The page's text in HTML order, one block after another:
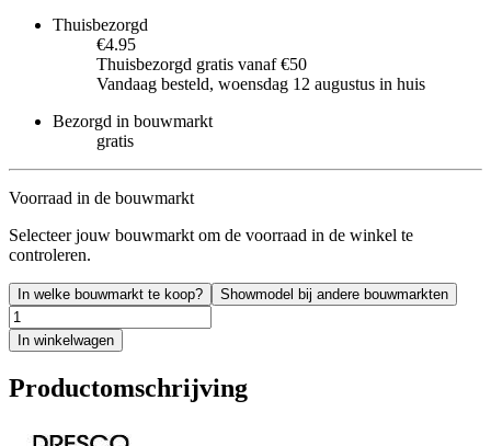
Thuisbezorgd
€4.95
Thuisbezorgd gratis vanaf €50
Vandaag besteld, woensdag 12 augustus in huis
Bezorgd in bouwmarkt
gratis
Voorraad in de bouwmarkt
Selecteer jouw bouwmarkt om de voorraad in de winkel te
controleren.
In welke bouwmarkt te koop? Showmodel bij andere bouwmarkten
In winkelwagen
Productomschrijving